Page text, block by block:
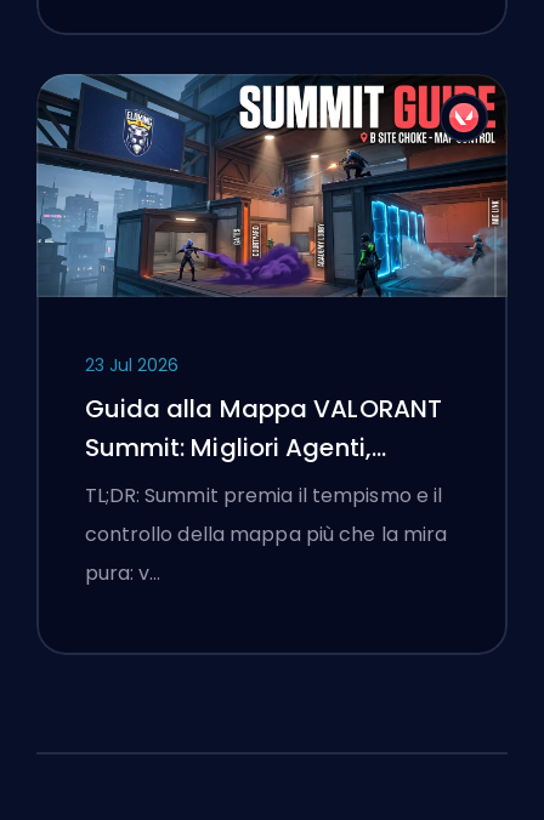
23 Jul 2026
Guida alla Mappa VALORANT
Summit: Migliori Agenti,
Chiamate e Fumogeni
TL;DR: Summit premia il tempismo e il
controllo della mappa più che la mira
pura: v…